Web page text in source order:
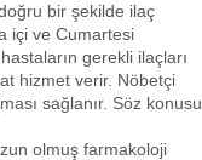
bir şekilde ilaç
içi ve Cumartesi
gerekli ilaçları
hizmet verir. Nöbetçi
sağlanır. Söz konusu
olmuş farmakoloji